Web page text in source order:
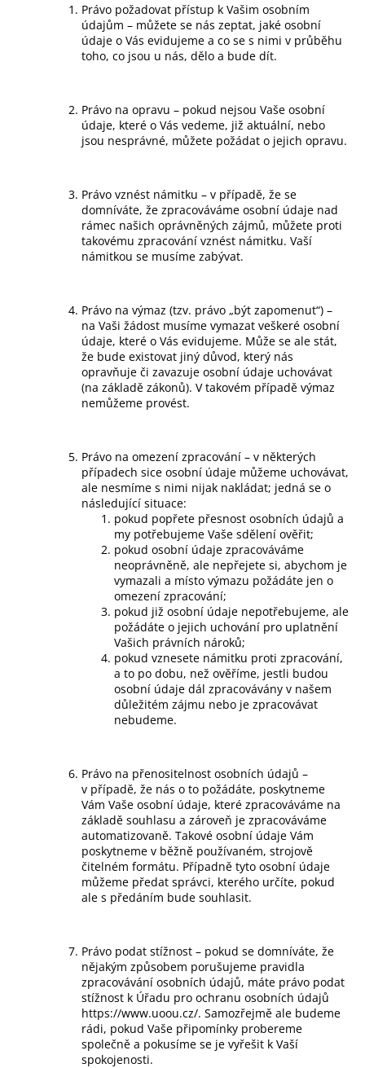
Právo požadovat přístup k Vašim osobním
údajům – můžete se nás zeptat, jaké osobní
údaje o Vás evidujeme a co se s nimi v průběhu
toho, co jsou u nás, dělo a bude dít.
Právo na opravu – pokud nejsou Vaše osobní
údaje, které o Vás vedeme, již aktuální, nebo
jsou nesprávné, můžete požádat o jejich opravu.
Právo vznést námitku – v případě, že se
domníváte, že zpracováváme osobní údaje nad
rámec našich oprávněných zájmů, můžete proti
takovému zpracování vznést námitku. Vaší
námitkou se musíme zabývat.
Právo na výmaz (tzv. právo „být zapomenut“) –
na Vaši žádost musíme vymazat veškeré osobní
údaje, které o Vás evidujeme. Může se ale stát,
že bude existovat jiný důvod, který nás
opravňuje či zavazuje osobní údaje uchovávat
(na základě zákonů). V takovém případě výmaz
nemůžeme provést.
Právo na omezení zpracování – v některých
případech sice osobní údaje můžeme uchovávat,
ale nesmíme s nimi nijak nakládat; jedná se o
následující situace:
pokud popřete přesnost osobních údajů a
my potřebujeme Vaše sdělení ověřit;
pokud osobní údaje zpracováváme
neoprávněně, ale nepřejete si, abychom je
vymazali a místo výmazu požádáte jen o
omezení zpracování;
pokud již osobní údaje nepotřebujeme, ale
požádáte o jejich uchování pro uplatnění
Vašich právních nároků;
pokud vznesete námitku proti zpracování,
a to po dobu, než ověříme, jestli budou
osobní údaje dál zpracovávány v našem
důležitém zájmu nebo je zpracovávat
nebudeme.
Právo na přenositelnost osobních údajů –
v případě, že nás o to požádáte, poskytneme
Vám Vaše osobní údaje, které zpracováváme na
základě souhlasu a zároveň je zpracováváme
automatizovaně. Takové osobní údaje Vám
poskytneme v běžně používaném, strojově
čitelném formátu. Případně tyto osobní údaje
můžeme předat správci, kterého určíte, pokud
ale s předáním bude souhlasit.
Právo podat stížnost – pokud se domníváte, že
nějakým způsobem porušujeme pravidla
zpracovávání osobních údajů, máte právo podat
stížnost k Úřadu pro ochranu osobních údajů
https://www.uoou.cz/. Samozřejmě ale budeme
rádi, pokud Vaše připomínky probereme
společně a pokusíme se je vyřešit k Vaší
spokojenosti.